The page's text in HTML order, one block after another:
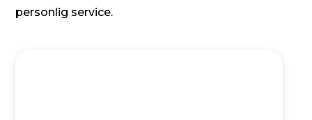
personlig service.